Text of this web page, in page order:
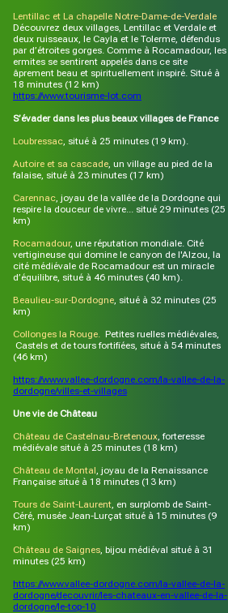
Lentillac et La chapelle Notre-Dame-de-Verdale
Découvrez deux villages, Lentillac et Verdale et
deux ruisseaux, le Cayla et le Tolerme, défendus
par d’étroites gorges. Comme à Rocamadour, les
ermites se sentirent appelés dans ce site
âprement beau et spirituellement inspiré. Situé à
18 minutes (12 km)
https://www.tourisme-lot.com
S’évader dans les plus beaux villages de France
Loubressac, situé à 25 minutes (19 km).
Autoire et sa cascade, un village au pied de la
falaise, situé à 23 minutes (17 km)
Carennac, joyau de la vallée de la Dordogne qui
respire la douceur de vivre... situé 29 minutes (25
km)
Rocamadour, une réputation mondiale. Cité
vertigineuse qui domine le canyon de l'Alzou, la
cité médiévale de Rocamadour est un miracle
d’équilibre, situé à 46 minutes (40 km).
Beaulieu-sur-Dordogne, situé à 32 minutes (25
km)
Collonges la Rouge. Petites ruelles médiévales,
Castels et de tours fortifiées, situé à 54 minutes
(46 km)
https://www.vallee-dordogne.com/la-vallee-de-la-
dordogne/villes-et-villages
Une vie de Château
Château de Castelnau-Bretenoux, forteresse
médiévale situé à 25 minutes (18 km)
Château de Montal, joyau de la Renaissance
Française situé à 18 minutes (13 km)
Tours de Saint-Laurent, en surplomb de Saint-
Céré, musée Jean-Lurçat situé à 15 minutes (9
km)
Château de Saignes, bijou médiéval situé à 31
minutes (25 km)
https://www.vallee-dordogne.com/la-vallee-de-la-
dordogne/decouvrir/les-chateaux-en-vallee-de-la-
dordogne/le-top-10